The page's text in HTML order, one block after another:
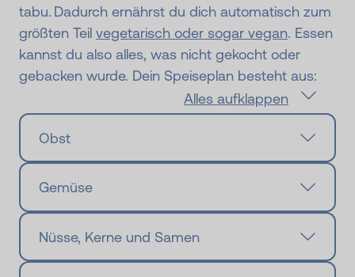
tabu. Dadurch ernährst du dich automatisch zum
größten Teil vegetarisch oder sogar vegan. Essen
kannst du also alles, was nicht gekocht oder
gebacken wurde. Dein Speiseplan besteht aus:
Alles aufklappen
Obst
Gemüse
Nüsse, Kerne und Samen